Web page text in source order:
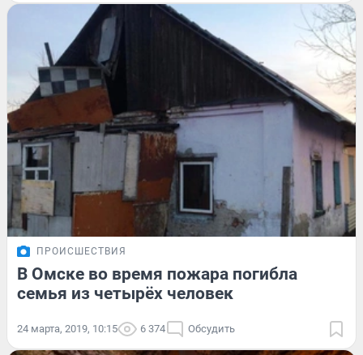
ПРОИСШЕСТВИЯ
В Омске во время пожара погибла
семья из четырёх человек
24 марта, 2019, 10:15 6 374 Обсудить